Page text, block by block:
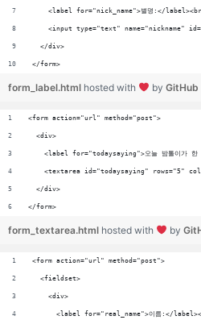
<label for="nick_name">별명:</
<input type="text" name="nickname"
  </div>
</form>
form_label.html hosted with by GitHub
<form action="url" method="post">
  <div>
<label for="todaysaying">오늘 밤톨이가
<textarea id="todaysaying" rows="5"
  </div>
</form>
form_textarea.html hosted with by
<form action="url" method="post">
  <fieldset>
    <div>
<label for="real_name">이름:</